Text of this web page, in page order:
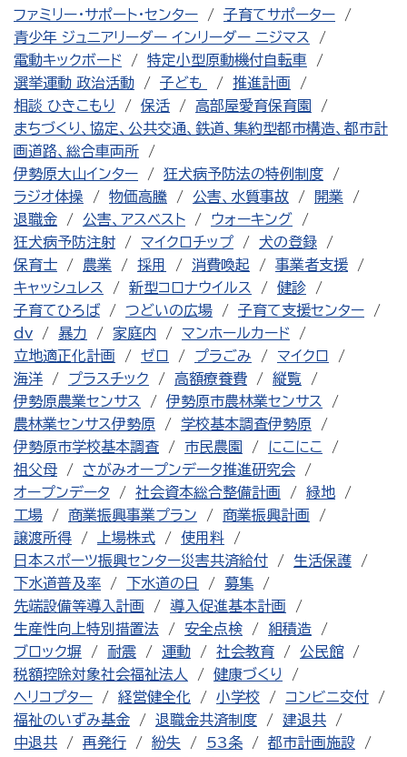
ファミリー・サポート・センター
子育てサポーター
青少年 ジュニアリーダー インリーダー ニジマス
電動キックボード
特定小型原動機付自転車
選挙運動 政治活動
子ども
推進計画
相談 ひきこもり
保活
高部屋愛育保育園
まちづくり、協定、公共交通、鉄道、集約型都市構造、都市計
画道路、総合車両所
伊勢原大山インター
狂犬病予防法の特例制度
ラジオ体操
物価高騰 公害、水質事故
開業
退職金
公害、アスベスト
ウォーキング
狂犬病予防注射
マイクロチップ
犬の登録
保育士
農業 採用 消費喚起
事業者支援
キャッシュレス
新型コロナウイルス
健診
子育てひろば
つどいの広場
子育て支援センター
dv
暴力 家庭内
マンホールカード
立地適正化計画
ゼロ プラごみ
マイクロ
海洋
プラスチック 高額療養費
縦覧
伊勢原農業センサス
伊勢原市農林業センサス
農林業センサス伊勢原
学校基本調査伊勢原
伊勢原市学校基本調査
市民農園
にこにこ
祖父母
さがみオープンデータ推進研究会
オープンデータ
社会資本総合整備計画
緑地
工場
商業振興事業プラン
商業振興計画
譲渡所得
上場株式
使用料
日本スポーツ振興センター災害共済給付
生活保護
下水道普及率
下水道の日
募集
先端設備等導入計画
導入促進基本計画
生産性向上特別措置法
安全点検
組積造
ブロック塀
耐震 運動 社会教育
公民館
税額控除対象社会福祉法人
健康づくり
ヘリコプター
経営健全化 小学校
コンビニ交付
福祉のいずみ基金
退職金共済制度
建退共
中退共
再発行 紛失 53条
都市計画施設